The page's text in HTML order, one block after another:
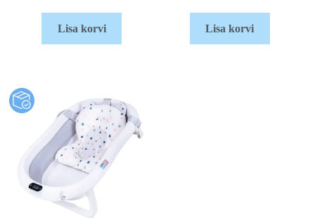
Lisa korvi Lisa korvi